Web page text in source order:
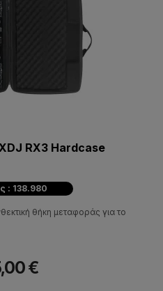
RX3 Hardcase
: 138.980
θήκη μεταφοράς για το
€